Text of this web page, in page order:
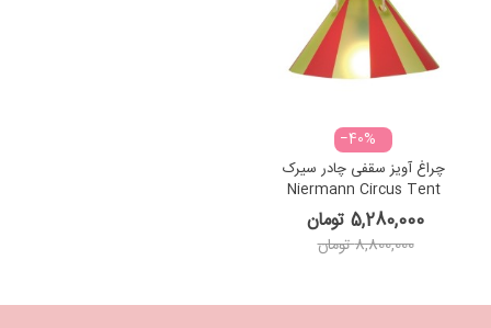
‎−40%
چراغ آویز سقفی چادر سیرک
Niermann Circus Tent
5,280,000 تومان
8,800,000 تومان